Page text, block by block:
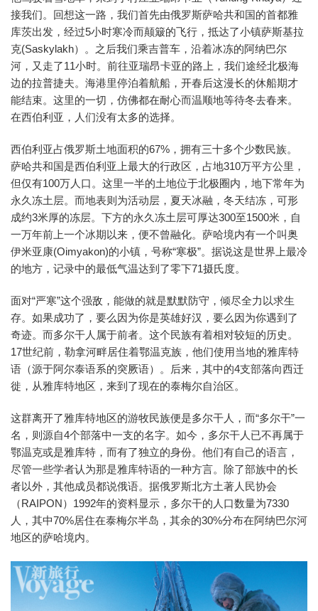
接我们。回想这一路，我们首先由俄罗斯萨哈共和国的首都雅
库茨出发，经过5小时寒冷而颠簸的飞行，抵达了小镇萨斯基拉
克(Saskylakh）。之后我们乘吉普车，沿着冰冻的阿纳巴尔
河，又走了11小时。前往亚瑞昂卡亚的路上，我们途经北极海
边的拉普捷夫。海港里停泊着航船，开春后这漫长的休船期才
能结束。这里的一切，仿佛都在耐心而温顺地等待冬去春来。
在西伯利亚，人们没有太多的选择。
西伯利亚占俄罗斯土地面积的67%，拥有三十多个少数民族。
萨哈共和国是西伯利亚上最大的行政区，占地310万平方公里，
但仅有100万人口。这里一半的土地位于北极圈内，地下常年为
永久冻土层。而地表则为活动层，夏天冰融，冬天结冻，可形
成约3米厚的冻层。下方的永久冻土层可厚达300至1500米，自
一万年前上一个冰期以来，便不曾融化。萨哈境内有一个叫奥
伊米亚康(Oimyakon)的小镇，号称“寒极”。据说这是世界上最冷
的地方，记录中的最低气温达到了零下71摄氏度。
面对“严寒”这个强敌，能做的就是默默防守，倾尽全力以求生
存。如果成功了，要么因为你是英雄好汉，要么因为你遇到了
奇迹。而多尔干人属于前者。这个民族有着相对较短的历史。
17世纪前，勒拿河畔居住着鄂温克族，他们使用当地的雅库特
语（源于阿尔泰语系的突厥语）。后来，其中的4支部落向西迁
徙，从雅库特地区，来到了现在的泰梅尔自治区。
这群离开了雅库特地区的游牧民族便是多尔干人，而“多尔干”一
名，则源自4个部落中一支的名字。如今，多尔干人已不再属于
鄂温克或是雅库特，而有了独立的身份。他们有自己的语言，
尽管一些学者认为那是雅库特语的一种方言。除了部族中的长
者以外，其他成员都说俄语。据俄罗斯北方土著人民协会
（RAIPON）1992年的资料显示，多尔干的人口数量为7330
人，其中70%居住在泰梅尔半岛，其余的30%分布在阿纳巴尔河
地区的萨哈境内。